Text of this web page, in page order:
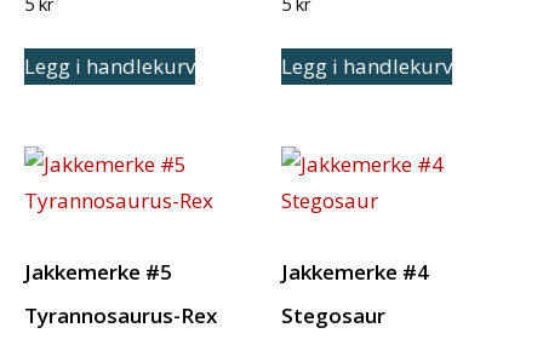
Legg i handlekurv Legg i handlekurv
Jakkemerke #5
Tyrannosaurus-Rex
Jakkemerke #4
Stegosaur